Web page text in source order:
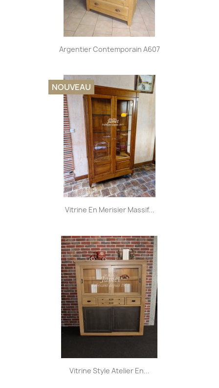
Argentier Contemporain A607
Vitrine En Merisier Massif...
NOUVEAU
Vitrine Style Atelier En...